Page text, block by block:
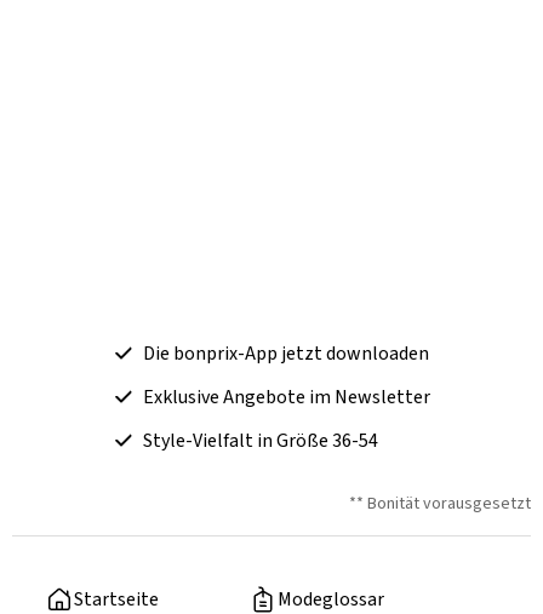
Die bonprix-App jetzt downloaden
Exklusive Angebote im Newsletter
Style-Vielfalt in Größe 36-54
** Bonität vorausgesetzt
Startseite
Modeglossar